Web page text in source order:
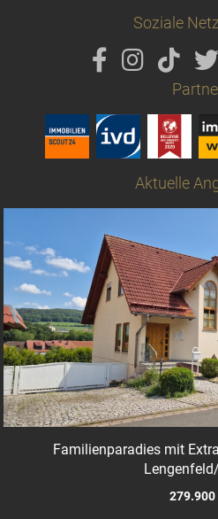
Soziale
Aktuelle
Familienparadies mit
279.900